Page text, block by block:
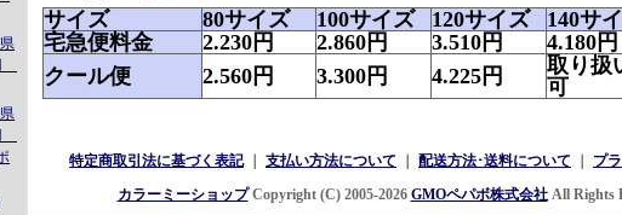
サイズ
80サイズ 100サイズ 120サイズ 140サ
宅急便料金
2.230 円 2.860 円 3.510 円 4.180 円
クール便
2.560円 3.300円 4.225円
取り扱
可
特定商取引法に基づく表記｜ 支払い方法について 配送方法･送料について
プ
カラーミーショップCopyright (C) 2005-2026 GMOペパボ株式会社All Rights